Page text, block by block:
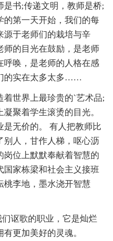
是书;传递文明，教师是桥;
的第一天开始，我们的每
源于老师们的栽培与辛
师的目光在鼓励，是老师
呼唤，是老师的人格在感
的实在太多太多……
着世界上最珍贵的`艺术品;
聚着学生滚烫的目光。
无价的。 有人把教师比
别人，甘作人梯，呕心沥
岗位上默默奉献着智慧的
国家栋梁和社会主义接班
桃李地，墨水浇开智慧
讴歌的职业，它是灿烂
更加美好的灵魂。